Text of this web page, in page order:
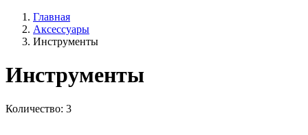
Главная
Аксессуары
Инструменты
Инструменты
Количество: 3